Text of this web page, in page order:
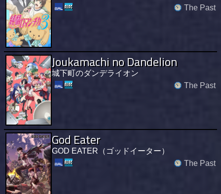
The Past
Joukamachi no Dandelion
城下町のダンデライオン
The Past
God Eater
GOD EATER（ゴッドイーター）
The Past